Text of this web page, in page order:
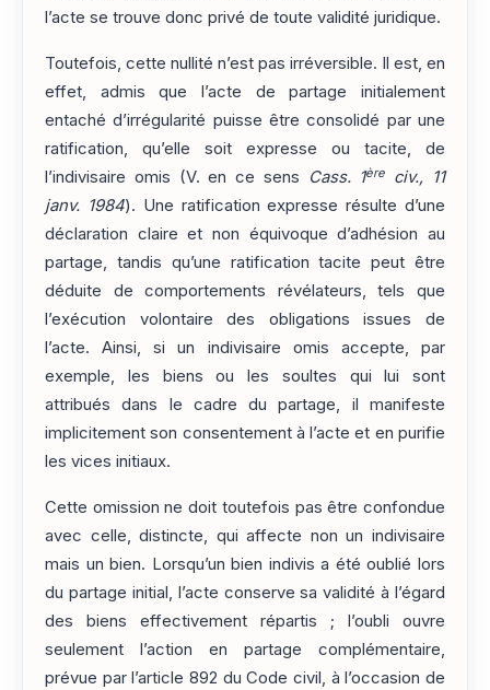
l’acte se trouve donc privé de toute validité juridique.
Toutefois, cette nullité n’est pas irréversible. Il est, en
effet, admis que l’acte de partage initialement
entaché d’irrégularité puisse être consolidé par une
ratification, qu’elle soit expresse ou tacite, de
l’indivisaire omis (V. en ce sens
Cass. 1ère
civ., 11
janv. 1984). Une ratification expresse résulte d’une
déclaration claire et non équivoque d’adhésion au
partage, tandis qu’une ratification tacite peut être
déduite de comportements révélateurs, tels que
l’exécution volontaire des obligations issues de
l’acte. Ainsi, si un indivisaire omis accepte, par
exemple, les biens ou les soultes qui lui sont
attribués dans le cadre du partage, il manifeste
implicitement son consentement à l’acte et en purifie
les vices initiaux.
Cette omission ne doit toutefois pas être confondue
avec celle, distincte, qui affecte non un indivisaire
mais un bien. Lorsqu’un bien indivis a été oublié lors
du partage initial, l’acte conserve sa validité à l’égard
des biens effectivement répartis ; l’oubli ouvre
seulement l’action en partage complémentaire,
prévue par l’article 892 du Code civil, à l’occasion de